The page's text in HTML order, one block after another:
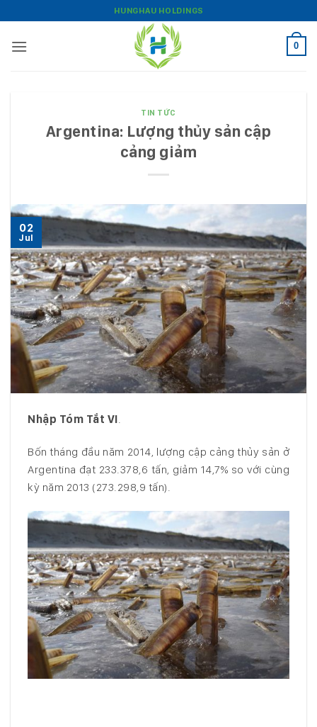
qua
nội
HUNGHAU HOLDINGS
0
TIN TỨC
Argentina: Lượng thủy sản cập
cảng giảm
02
Jul
Nhập Tóm Tắt VI.
Bốn tháng đầu năm 2014, lượng cập cảng thủy sản ở
Argentina đạt 233.378,6 tấn, giảm 14,7% so với cùng
kỳ năm 2013 (273.298,9 tấn).